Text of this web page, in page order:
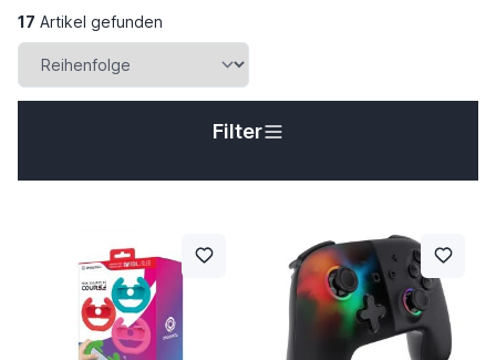
17 Artikel gefunden
Filter